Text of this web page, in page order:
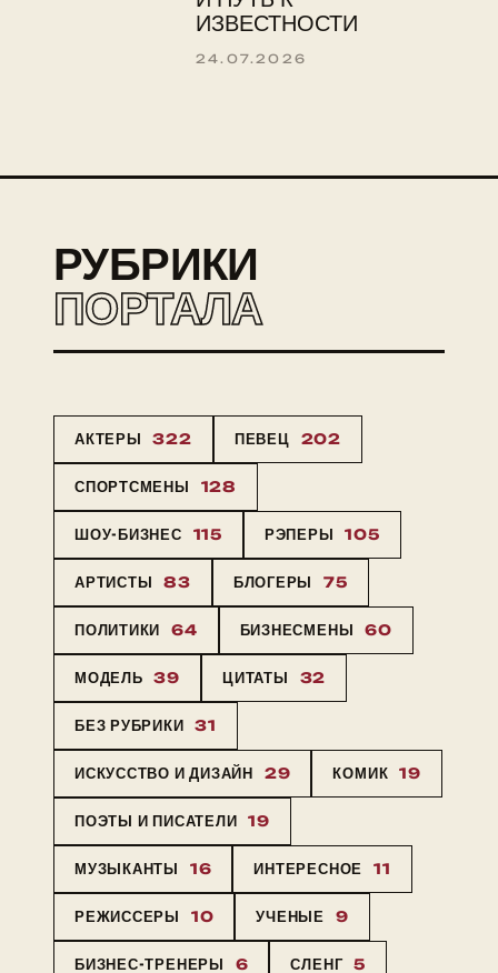
ИЗВЕСТНОСТИ
24.07.2026
РУБРИКИ
ПОРТАЛА
АКТЕРЫ 322 ПЕВЕЦ 202
СПОРТСМЕНЫ 128
ШОУ-БИЗНЕС 115 РЭПЕРЫ 105
АРТИСТЫ 83 БЛОГЕРЫ 75
ПОЛИТИКИ 64 БИЗНЕСМЕНЫ 60
МОДЕЛЬ 39 ЦИТАТЫ 32
БЕЗ РУБРИКИ 31
ИСКУССТВО И ДИЗАЙН 29 КОМИК 19
ПОЭТЫ И ПИСАТЕЛИ 19
МУЗЫКАНТЫ 16 ИНТЕРЕСНОЕ 11
РЕЖИССЕРЫ 10 УЧЕНЫЕ 9
БИЗНЕС-ТРЕНЕРЫ 6 СЛЕНГ 5